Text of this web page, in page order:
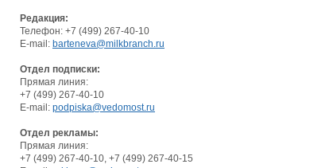
Редакция:
Телефон: +7 (499) 267-40-10
E-mail: barteneva@milkbranch.ru
Отдел подписки:
Прямая линия:
+7 (499) 267-40-10
E-mail: podpiska@vedomost.ru
Отдел рекламы:
Прямая линия:
+7 (499) 267-40-10, +7 (499) 267-40-15